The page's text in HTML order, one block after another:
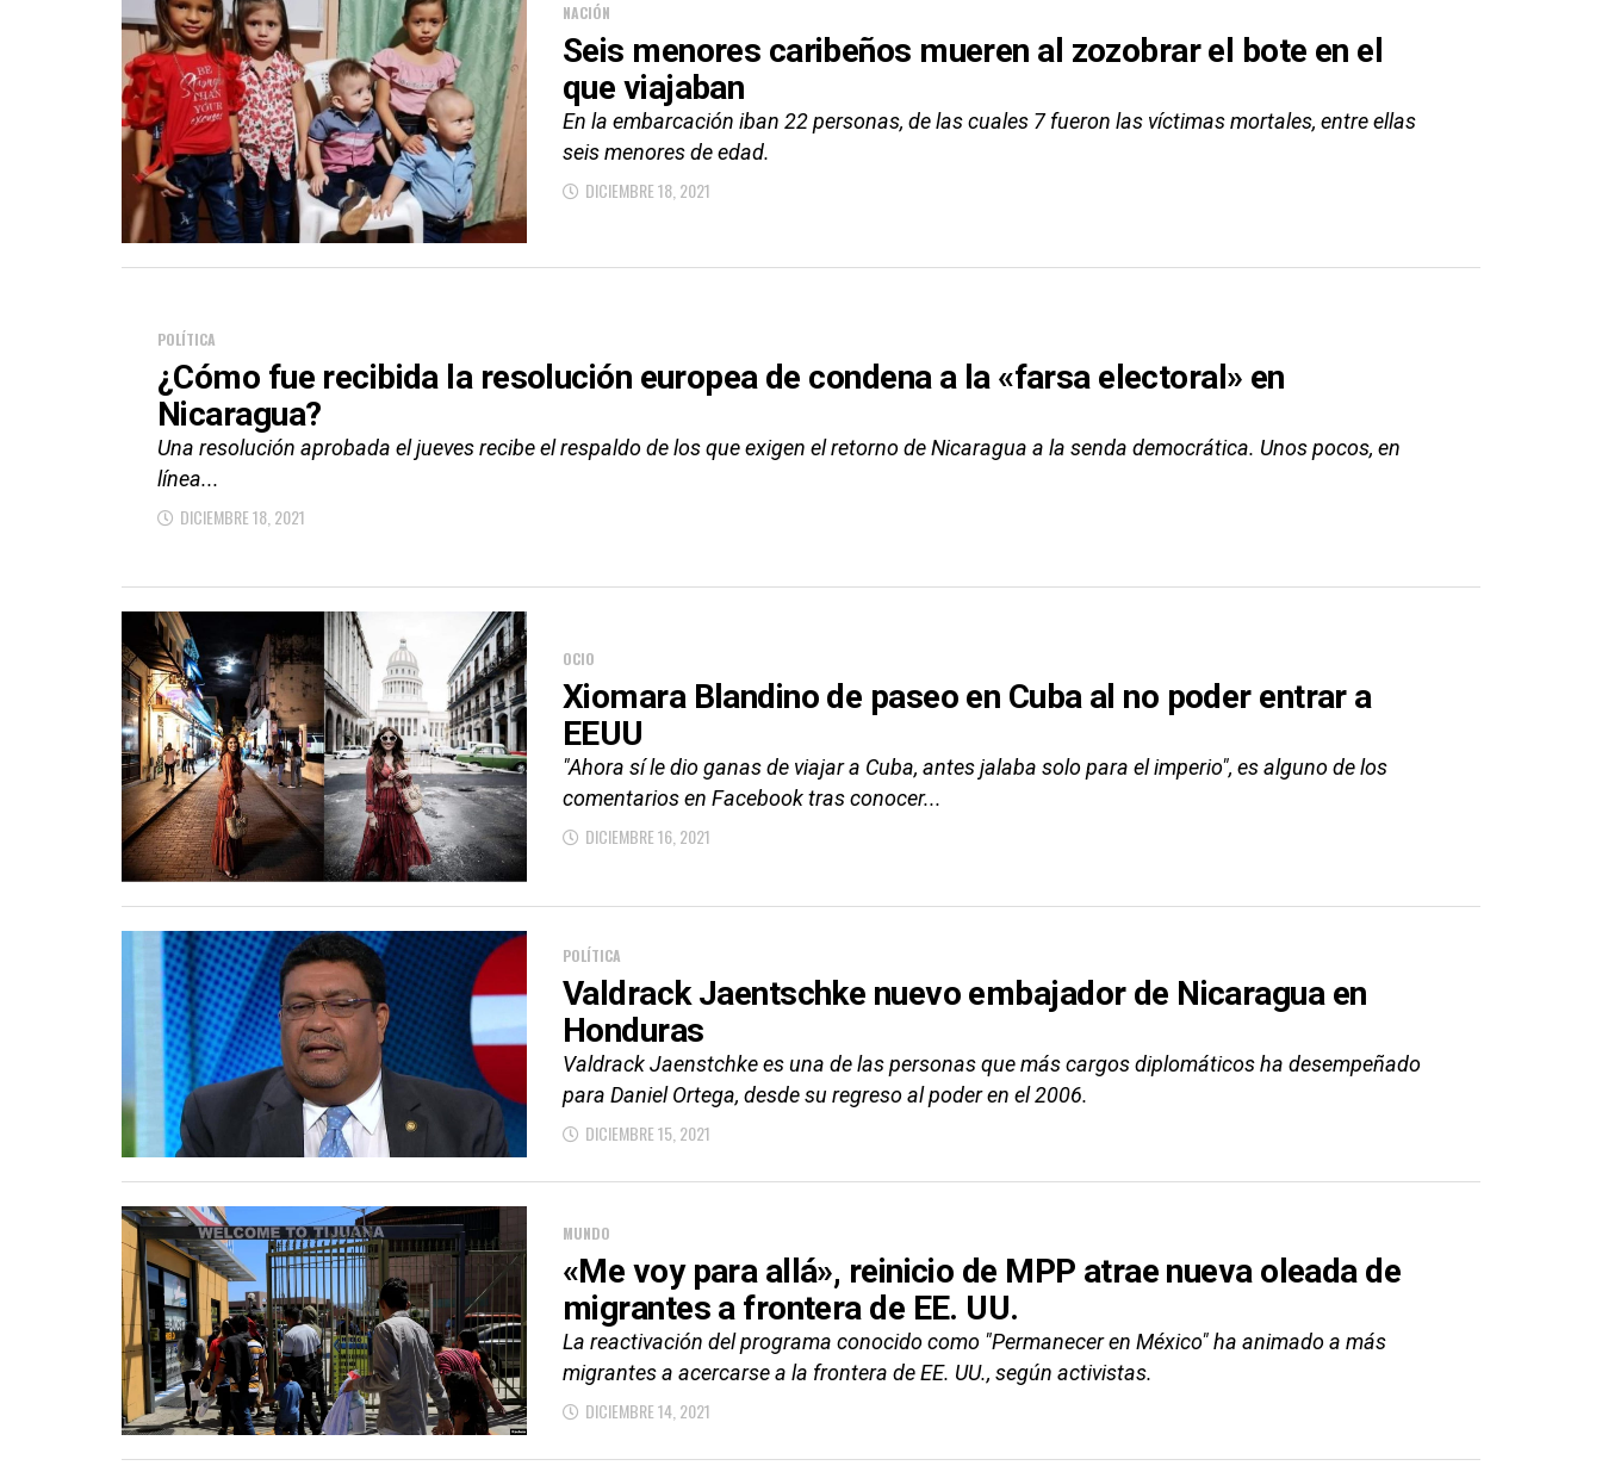
NACIÓN
Seis menores caribeños mueren al zozobrar el bote en el
que viajaban
En la embarcación iban 22 personas, de las cuales 7 fueron las víctimas mortales, entre ellas
seis menores de edad.
DICIEMBRE 18, 2021
POLÍTICA
¿Cómo fue recibida la resolución europea de condena a la «farsa electoral» en
Nicaragua?
Una resolución aprobada el jueves recibe el respaldo de los que exigen el retorno de Nicaragua a la senda democrática. Unos pocos, en
línea...
DICIEMBRE 18, 2021
OCIO
Xiomara Blandino de paseo en Cuba al no poder entrar a
EEUU
"Ahora sí le dio ganas de viajar a Cuba, antes jalaba solo para el imperio", es alguno de los
comentarios en Facebook tras conocer...
DICIEMBRE 16, 2021
POLÍTICA
Valdrack Jaentschke nuevo embajador de Nicaragua en
Honduras
Valdrack Jaenstchke es una de las personas que más cargos diplomáticos ha desempeñado
para Daniel Ortega, desde su regreso al poder en el 2006.
DICIEMBRE 15, 2021
MUNDO
«Me voy para allá», reinicio de MPP atrae nueva oleada de
migrantes a frontera de EE. UU.
La reactivación del programa conocido como "Permanecer en México" ha animado a más
migrantes a acercarse a la frontera de EE. UU., según activistas.
DICIEMBRE 14, 2021